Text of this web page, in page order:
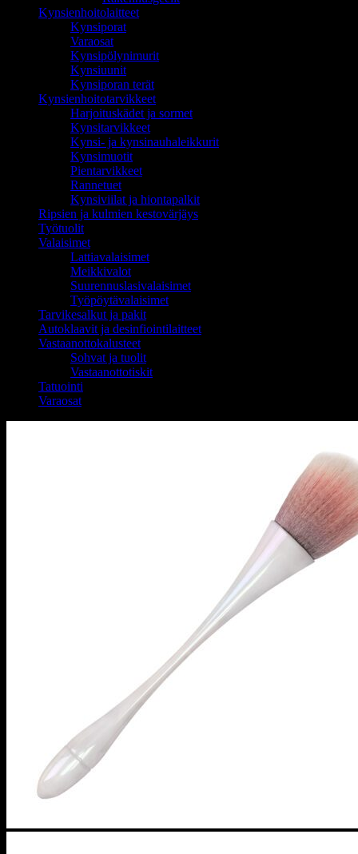
Kynsienhoitolaitteet
Kynsiporat
Varaosat
Kynsipölynimurit
Kynsiuunit
Kynsiporan terät
Kynsienhoitotarvikkeet
Harjoituskädet ja sormet
Kynsitarvikkeet
Kynsi- ja kynsinauhaleikkurit
Kynsimuotit
Pientarvikkeet
Rannetuet
Kynsiviilat ja hiontapalkit
Ripsien ja kulmien kestovärjäys
Työtuolit
Valaisimet
Lattiavalaisimet
Meikkivalot
Suurennuslasivalaisimet
Työpöytävalaisimet
Tarvikesalkut ja pakit
Autoklaavit ja desinfiointilaitteet
Vastaanottokalusteet
Sohvat ja tuolit
Vastaanottotiskit
Tatuointi
Varaosat